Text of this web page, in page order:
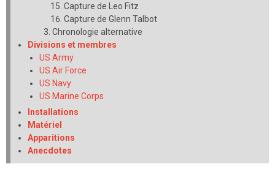
Capture de Leo Fitz
Capture de Glenn Talbot
Chronologie alternative
Divisions et membres
US Army
US Air Force
US Navy
US Marine Corps
Installations
Matériel
Apparitions
Anecdotes